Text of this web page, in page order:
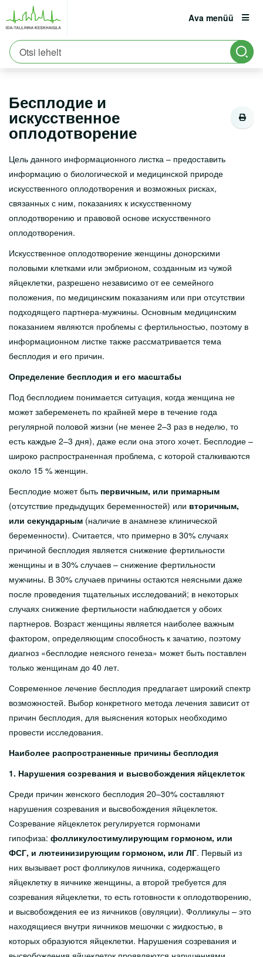
Ava menüü
est
Erakorraline abi
Asukoht ja parkimine
Vastutuskindlustus
Viirushaiguste info
Vastuvõtule tulemine
Lähedasele
Arstid
Sotsiaalnõustamine
Kliinikud
Patsiendi infomaterjalid
Haigused
Protseduurid
Uuringud
Doonorlus
Tasulised teenused
Sõeluuringud
Tervisepaketid
Ukraina sõjapõgenikele
Abiks lahkunu omastele
Partnerile
Haiglast
Kontakt
6661900
Avaleht
Protseduurid
Бесплодие и искусственное оплодотворение
Бесплодие и
искусственное
оплодотворение
Цель данного информационного листка – предоставить
информацию о биологической и медицинской природе
искусственного оплодотворения и возможных рисках,
связанных с ним, показаниях к искусственному
оплодотворению и правовой основе искусственного
оплодотворения.
Искусственное оплодотворение женщины донорскими
половыми клетками или эмбрионом, созданным из чужой
яйцеклетки, разрешено независимо от ее семейного
положения, по медицинским показаниям или при отсутствии
подходящего партнера-мужчины. Основным медицинским
показанием являются проблемы с фертильностью, поэтому в
информационном листке также рассматривается тема
бесплодия и его причин.
Определение бесплодия и его масштабы
Под бесплодием понимается ситуация, когда женщина не
может забеременеть по крайней мере в течение года
регулярной половой жизни (не менее 2–3 раз в неделю, то
есть каждые 2–3 дня), даже если она этого хочет. Бесплодие –
широко распространенная проблема, с которой сталкиваются
около 15 % женщин.
Бесплодие может быть первичным, или примарным
(отсутствие предыдущих беременностей) или вторичным,
или секундарным (наличие в анамнезе клинической
беременности). Считается, что примерно в 30% случаях
причиной бесплодия является снижение фертильности
женщины и в 30% случаев – снижение фертильности
мужчины. В 30% случаев причины остаются неясными даже
после проведения тщательных исследований; в некоторых
случаях снижение фертильности наблюдается у обоих
партнеров. Возраст женщины является наиболее важным
фактором, определяющим способность к зачатию, поэтому
диагноз «бесплодие неясного генеза» может быть поставлен
только женщинам до 40 лет.
Современное лечение бесплодия предлагает широкий спектр
возможностей. Выбор конкретного метода лечения зависит от
причин бесплодия, для выяснения которых необходимо
провести исследования.
Наиболее распространенные причины бесплодия
1. Нарушения созревания и высвобождения яйцеклеток
Среди причин женского бесплодия 20–30% составляют
нарушения созревания и высвобождения яйцеклеток.
Созревание яйцеклеток регулируется гормонами
гипофиза: фолликулостимулирующим гормоном, или
ФСГ, и лютеинизирующим гормоном, или ЛГ. Первый из
них вызывает рост фолликулов яичника, содержащего
яйцеклетку в яичнике женщины, а второй требуется для
созревания яйцеклетки, то есть готовности к оплодотворению,
и высвобождения ее из яичников (овуляции). Фолликулы – это
находящиеся внутри яичников мешочки с жидкостью, в
которых образуются яйцеклетки. Нарушения созревания и